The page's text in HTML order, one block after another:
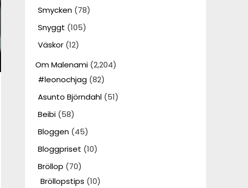
Smycken(78)
Snyggt (105)
Väskor(12)
Om Malenami(2,204)
#leonochjag(82)
Asunto Björndahl(51)
Beibi(58)
Bloggen(45)
Bloggpriset (10)
Bröllop (70)
Bröllopstips (10)